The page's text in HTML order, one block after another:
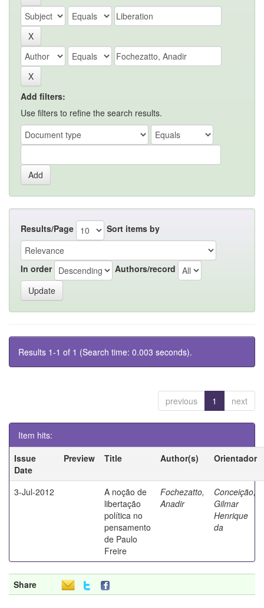
Add filters:
Use filters to refine the search results.
Results/Page Sort items by
In order Authors/record
Results 1-1 of 1 (Search time: 0.003 seconds).
previous 1 next
Item hits:
Issue
Date
Preview Title Author(s) Orientador
3-Jul-2012
A noção de
libertação
política no
pensamento
de Paulo
Freire
Fochezatto,
Anadir
Conceição,
Gilmar
Henrique
da
Share